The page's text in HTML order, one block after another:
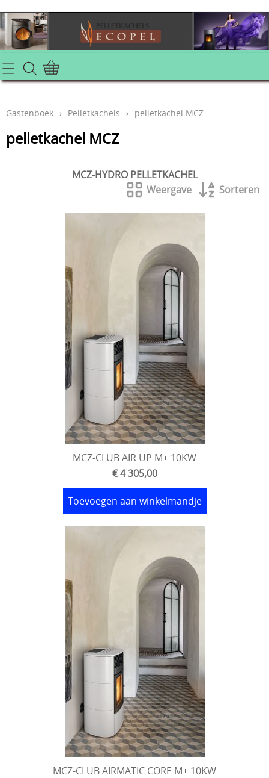
Info
Aanbiedingen houtkachels
aanbiedingen pelletkachels
Pelletkachels
pelletkachels aansluitbaar op de cv
Wat zijn pellets
oostenrijkse pellets
Gastenboek › Pelletkachels › pelletkachel MCZ
pelletkachel MCZ
MCZ-HYDRO PELLETKACHEL
Weergave
Sorteren
MCZ-CLUB AIR UP M+ 10KW
€ 4 305,00
Toevoegen aan winkelmandje
MCZ-CLUB AIRMATIC CORE M+ 10KW